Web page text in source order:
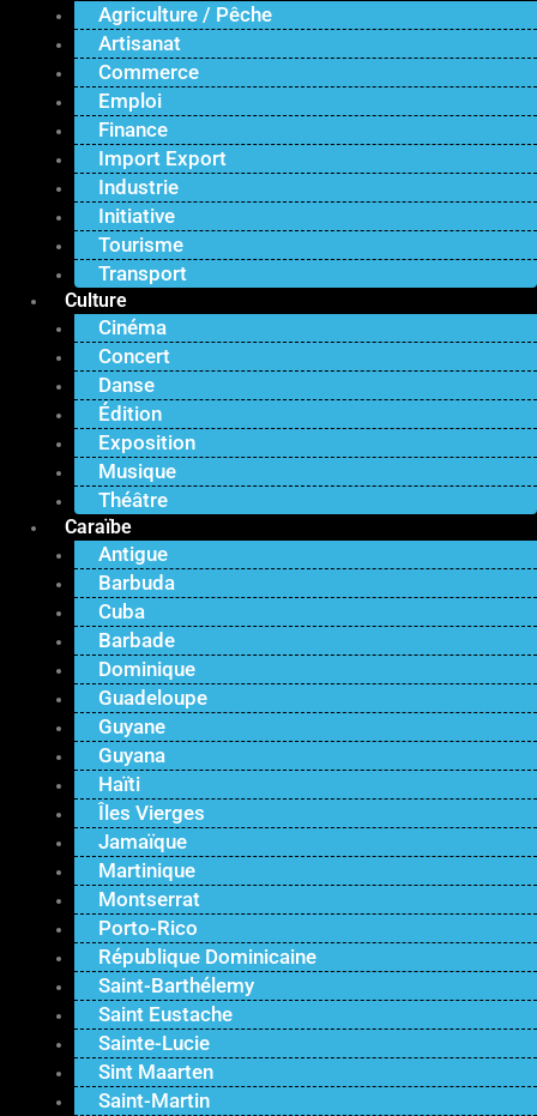
Agriculture / Pêche
Artisanat
Commerce
Emploi
Finance
Import Export
Industrie
Initiative
Tourisme
Transport
Culture
Cinéma
Concert
Danse
Édition
Exposition
Musique
Théâtre
Caraïbe
Antigue
Barbuda
Cuba
Barbade
Dominique
Guadeloupe
Guyane
Guyana
Haïti
Îles Vierges
Jamaïque
Martinique
Montserrat
Porto-Rico
République Dominicaine
Saint-Barthélemy
Saint Eustache
Sainte-Lucie
Sint Maarten
Saint-Martin